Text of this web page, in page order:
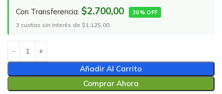
Con Transferencia: $2.700,00 20% OFF
3 cuotas sin interés de $1.125,00
Añadir Al Carrito
Comprar Ahora